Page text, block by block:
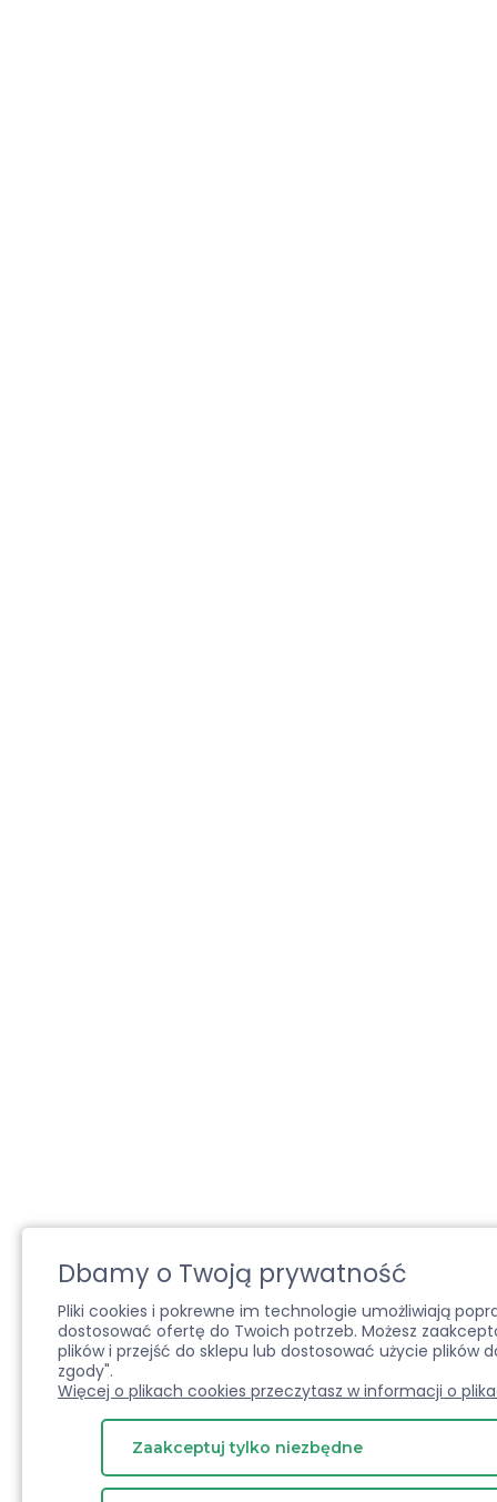
Dbamy o Twoją prywatność
Pliki cookies i pokrewne im technologie umożliwiają
dostosować ofertę do Twoich potrzeb. Możesz
plików i przejść do sklepu lub dostosować użycie plików
zgody".
Więcej o plikach cookies przeczytasz w informacji o
Zaakceptuj tylko niezbędne